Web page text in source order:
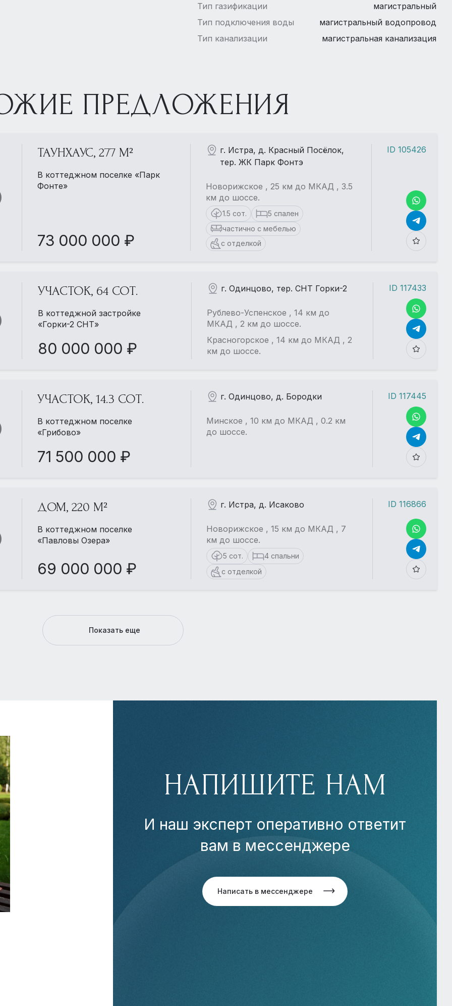
Тип газификации
магистральный
Тип подключения воды
магистральный водопровод
Тип канализации
магистральная канализация
ПРЕДЛОЖЕНИЯ
ТАУНХАУС, 277 М²
В коттеджном поселке «Парк
Фонте»
73 000 000 ₽
г. Истра, д. Красный Посёлок,
тер. ЖК Парк Фонтэ
Новорижское , 25 км до МКАД , 3.5
км до шоссе.
1.5 сот.
5 спален
частично с мебелью
с отделкой
ID 105426
УЧАСТОК, 64 СОТ.
В коттеджной застройке
«Горки-2 СНТ»
80 000 000 ₽
г. Одинцово, тер. СНТ Горки-2
Рублево-Успенское , 14 км до
МКАД , 2 км до шоссе.
Красногорское , 14 км до МКАД , 2
км до шоссе.
ID 117433
УЧАСТОК, 14.3 СОТ.
В коттеджном поселке
«Грибово»
71 500 000 ₽
г. Одинцово, д. Бородки
Минское , 10 км до МКАД , 0.2 км
до шоссе.
ID 117445
ДОМ, 220 М²
В коттеджном поселке
«Павловы Озера»
69 000 000 ₽
г. Истра, д. Исаково
Новорижское , 15 км до МКАД , 7
км до шоссе.
5 сот.
4 спальни
с отделкой
ID 116866
Показать еще
НАПИШИТЕ НАМ
И наш эксперт оперативно ответит
вам в мессенджере
Написать в мессенджере